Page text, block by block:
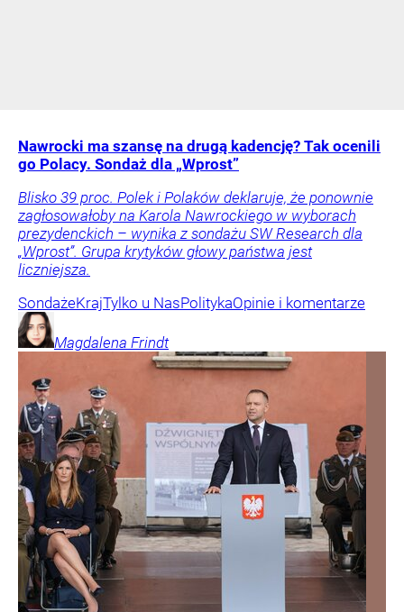
Nawrocki ma szansę na drugą kadencję? Tak ocenili
go Polacy. Sondaż dla „Wprost”
Blisko 39 proc. Polek i Polaków deklaruje, że ponownie
zagłosowałoby na Karola Nawrockiego w wyborach
prezydenckich – wynika z sondażu SW Research dla
„Wprost”. Grupa krytyków głowy państwa jest
liczniejsza.
SondażeKrajTylko u NasPolitykaOpinie i komentarze
Magdalena Frindt